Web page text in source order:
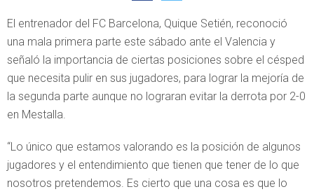
El entrenador del FC Barcelona, Quique Setién, reconoció
una mala primera parte este sábado ante el Valencia y
señaló la importancia de ciertas posiciones sobre el césped
que necesita pulir en sus jugadores, para lograr la mejoría de
la segunda parte aunque no lograran evitar la derrota por 2-0
en Mestalla.
“Lo único que estamos valorando es la posición de algunos
jugadores y el entendimiento que tienen que tener de lo que
nosotros pretendemos. Es cierto que una cosa es que lo